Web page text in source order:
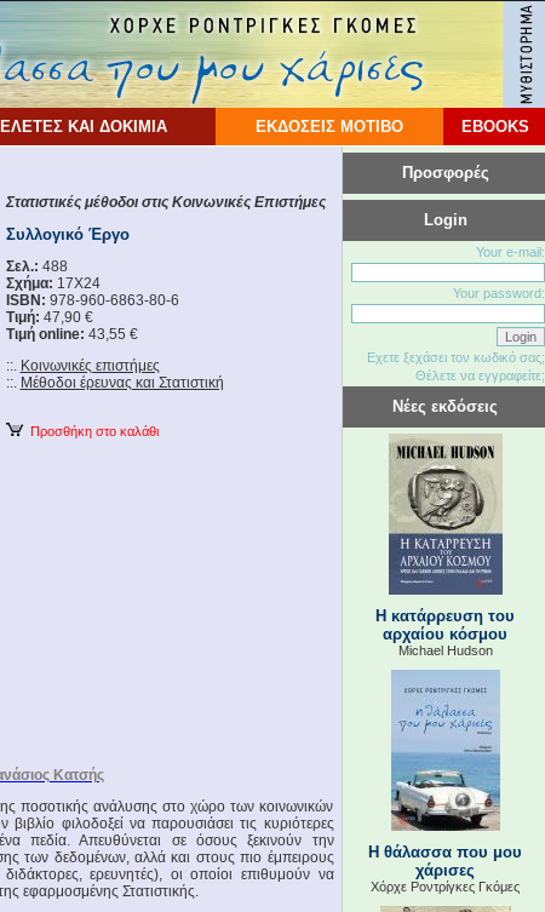
ΚΑΙ ΔΟΚΙΜΙΑ ΕΚΔΟΣΕΙΣ ΜΟΤΙΒΟ EBOOKS
Στατιστικές μέθοδοι στις Κοινωνικές Επιστήμες
Συλλογικό Έργο
Σελ.: 488
Σχήμα: 17Χ24
ISBN: 978-960-6863-80-6
Τιμή: 47,90 €
Τιμή online: 43,55 €
::. Κοινωνικές επιστήμες
::. Μέθοδοι έρευνας και Στατιστική
Προσθήκη στο καλάθι
Κατσής
ποσοτικής ανάλυσης στο χώρο των κοινωνικών
φιλοδοξεί να παρουσιάσει τις κυριότερες
πεδία. Απευθύνεται σε όσους ξεκινούν την
των δεδομένων, αλλά και στους πιο έμπειρους
ερευνητές), οι οποίοι επιθυμούν να
εφαρμοσμένης Στατιστικής.
Προσφορές
Login
Your e-mail:
Your password:
Εχετε ξεχάσει τον κωδικό σας;
Θέλετε να εγγραφείτε;
Νέες εκδόσεις
Η κατάρρευση του
αρχαίου κόσμου
Michael Hudson
Η θάλασσα που μου
χάρισες
Χόρχε Ροντρίγκες Γκόμες